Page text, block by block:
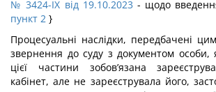
№ 3424-IX від 19.10.2023 - щодо
пункт 2 }
Процесуальні наслідки, передбачені
звернення до суду з документом особи,
цієї частини зобов’язана
кабінет, але не зареєструвала його,